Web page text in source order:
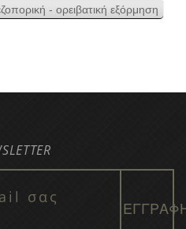
- ορειβατική εξόρμηση